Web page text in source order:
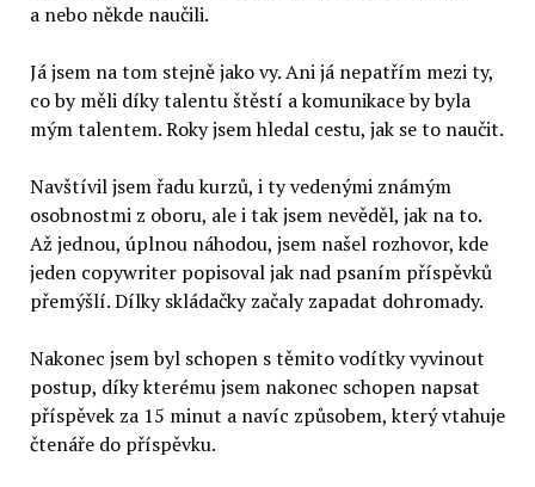
a nebo někde naučili.
Já jsem na tom stejně jako vy. Ani já nepatřím mezi ty,
co by měli díky talentu štěstí a komunikace by byla
mým talentem. Roky jsem hledal cestu, jak se to naučit.
Navštívil jsem řadu kurzů, i ty vedenými známým
osobnostmi z oboru, ale i tak jsem nevěděl, jak na to.
Až jednou, úplnou náhodou, jsem našel rozhovor, kde
jeden copywriter popisoval jak nad psaním příspěvků
přemýšlí. Dílky skládačky začaly zapadat dohromady.
Nakonec jsem byl schopen s těmito vodítky vyvinout
postup, díky kterému jsem nakonec schopen napsat
příspěvek za 15 minut a navíc způsobem, který vtahuje
čtenáře do příspěvku.